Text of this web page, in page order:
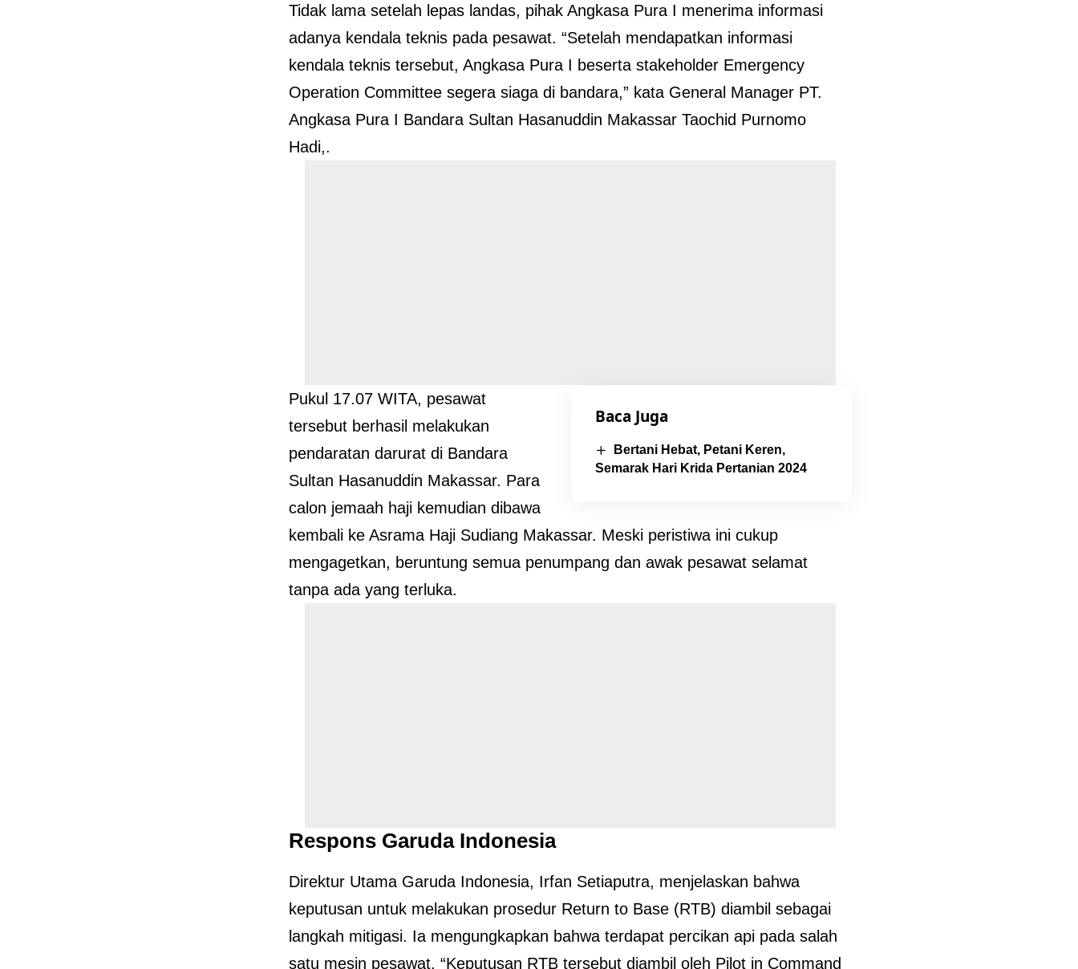
Tidak lama setelah lepas landas, pihak Angkasa Pura I menerima informasi
adanya kendala teknis pada pesawat. “Setelah mendapatkan informasi
kendala teknis tersebut, Angkasa Pura I beserta stakeholder Emergency
Operation Committee segera siaga di bandara,” kata General Manager PT.
Angkasa Pura I Bandara Sultan Hasanuddin Makassar Taochid Purnomo
Hadi,.
Baca Juga
Bertani Hebat, Petani Keren,
Semarak Hari Krida Pertanian 2024
Pukul 17.07 WITA, pesawat
tersebut berhasil melakukan
pendaratan darurat di Bandara
Sultan Hasanuddin Makassar. Para
calon jemaah haji kemudian dibawa
kembali ke Asrama Haji Sudiang Makassar. Meski peristiwa ini cukup
mengagetkan, beruntung semua penumpang dan awak pesawat selamat
tanpa ada yang terluka.
Respons Garuda Indonesia
Direktur Utama Garuda Indonesia, Irfan Setiaputra, menjelaskan bahwa
keputusan untuk melakukan prosedur Return to Base (RTB) diambil sebagai
langkah mitigasi. Ia mengungkapkan bahwa terdapat percikan api pada salah
satu mesin pesawat. “Keputusan RTB tersebut diambil oleh Pilot in Command